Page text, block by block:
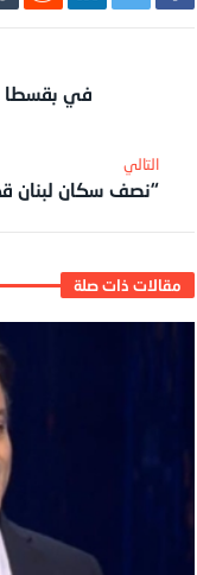
في بقسطا
‎التالي
“نصف سكان لبنان